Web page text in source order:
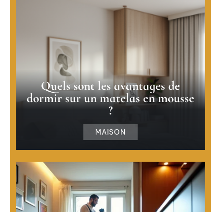
Quels sont les avantages de
dormir sur un matelas en mousse
?
MAISON